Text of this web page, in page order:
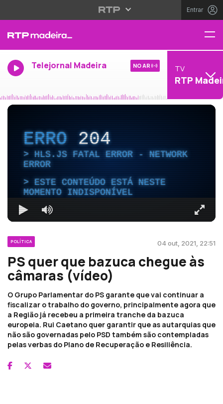
Entrar
Telejornal Madeira NO AR TV
RTP
ERRO204
HLS.JS FATAL ERROR - NETWORK
ERROR
ESTE CONTEÚDO ESTÁ NESTE
MOMENTO INDISPONÍVEL
POLÍTICA 04 out, 2021, 22:51
PS quer que bazuca chegue às
câmaras (vídeo)
O Grupo Parlamentar do PS garante que vai continuar a
fiscalizar o trabalho do governo, principalmente agora que
a Região já recebeu a primeira tranche da bazuca
europeia. Rui Caetano quer garantir que as autarquias que
não são governadas pelo PSD também são contempladas
pelas verbas do Plano de Recuperação e Resiliência.